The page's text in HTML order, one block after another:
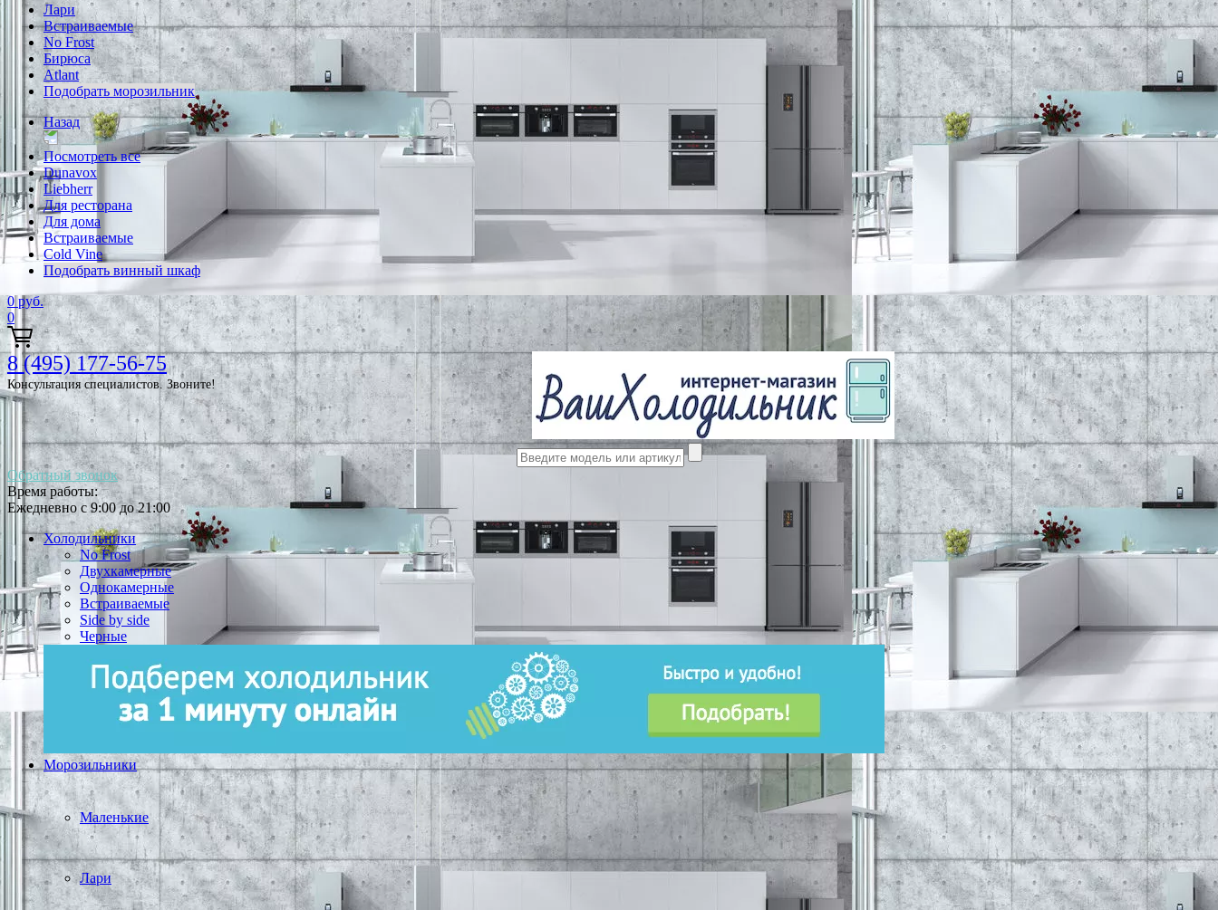
Лари
Встраиваемые
No Frost
Бирюса
Atlant
Подобрать морозильник
Назад
Посмотреть все
Dunavox
Liebherr
Для ресторана
Для дома
Встраиваемые
Cold Vine
Подобрать винный шкаф
0 руб.
0
8 (495) 177-56-75
Консультация специалистов. Звоните!
Обратный звонок
Время работы:
Ежедневно с 9:00 до 21:00
Холодильники
No Frost
Двухкамерные
Однокамерные
Встраиваемые
Side by side
Черные
Морозильники
Маленькие
Лари